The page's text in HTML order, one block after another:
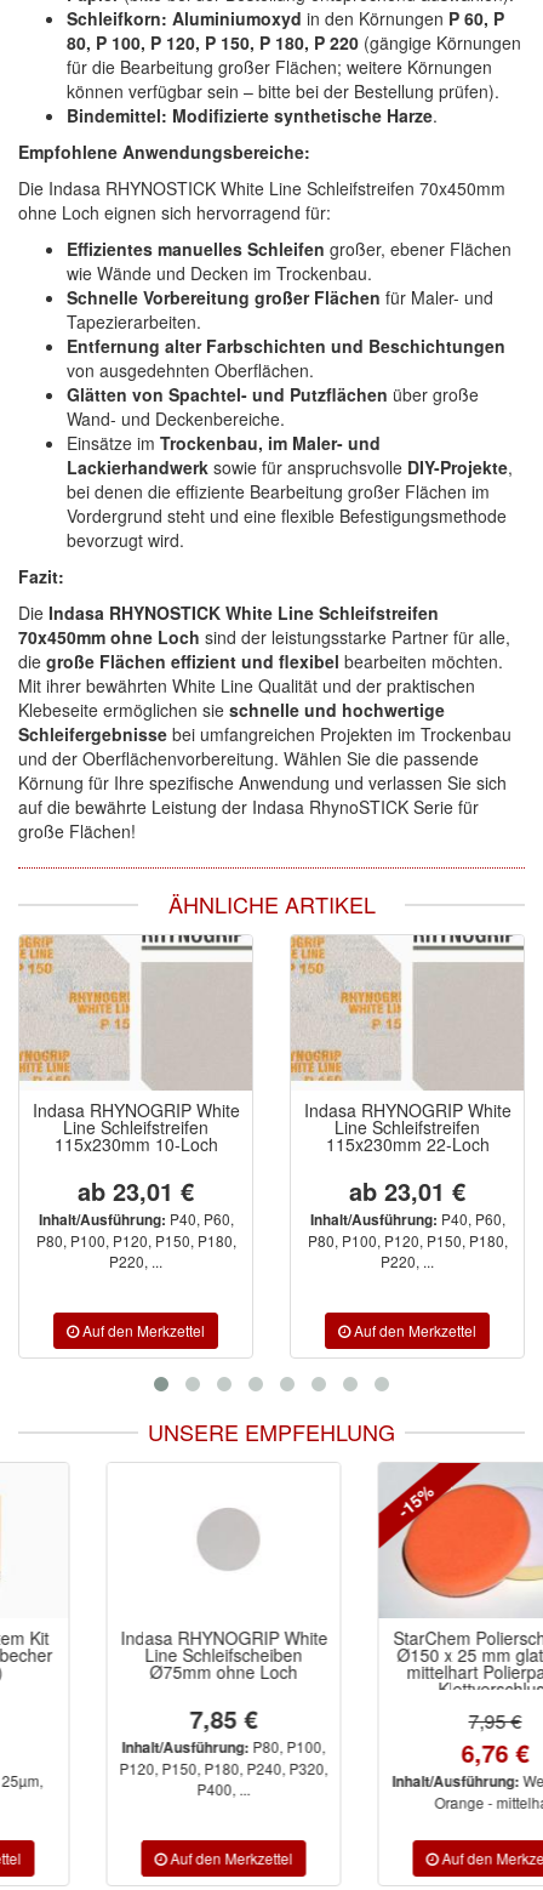
Schleifkorn: Aluminiumoxyd in den Körnungen P 60, P
80, P 100, P 120, P 150, P 180, P 220 (gängige Körnungen
für die Bearbeitung großer Flächen; weitere Körnungen
können verfügbar sein – bitte bei der Bestellung prüfen).
Bindemittel: Modifizierte synthetische Harze.
Empfohlene Anwendungsbereiche:
Die Indasa RHYNOSTICK White Line Schleifstreifen 70x450mm
ohne Loch eignen sich hervorragend für:
Effizientes manuelles Schleifen großer, ebener Flächen
wie Wände und Decken im Trockenbau.
Schnelle Vorbereitung großer Flächen für Maler- und
Tapezierarbeiten.
Entfernung alter Farbschichten und Beschichtungen
von ausgedehnten Oberflächen.
Glätten von Spachtel- und Putzflächen über große
Wand- und Deckenbereiche.
Einsätze im Trockenbau, im Maler- und
Lackierhandwerk sowie für anspruchsvolle DIY-Projekte,
bei denen die effiziente Bearbeitung großer Flächen im
Vordergrund steht und eine flexible Befestigungsmethode
bevorzugt wird.
Fazit:
Die Indasa RHYNOSTICK White Line Schleifstreifen
70x450mm ohne Loch sind der leistungsstarke Partner für alle,
die große Flächen effizient und flexibel bearbeiten möchten.
Mit ihrer bewährten White Line Qualität und der praktischen
Klebeseite ermöglichen sie schnelle und hochwertige
Schleifergebnisse bei umfangreichen Projekten im Trockenbau
und der Oberflächenvorbereitung. Wählen Sie die passende
Körnung für Ihre spezifische Anwendung und verlassen Sie sich
auf die bewährte Leistung der Indasa RhynoSTICK Serie für
große Flächen!
ÄHNLICHE ARTIKEL
Indasa RHYNOGRIP White
Line Schleifstreifen
115x230mm 10-Loch
ab 23,01 €
Inhalt/Ausführung: P40, P60,
P80, P100, P120, P150, P180,
P220, ...
Indasa RHYNOGRIP White
Line Schleifstreifen
115x230mm 22-Loch
ab 23,01 €
Inhalt/Ausführung: P40, P60,
P80, P100, P120, P150, P180,
P220, ...
UNSERE EMPFEHLUNG
Indasa RHYNOGRIP White
Line Schleifscheiben
Ø75mm ohne Loch
Inhalt/Ausführung:P80, P100,
P120, P150, P180, P240, P320,
StarChem Polierschwamm
Ø150 x 25 mm glatt hart /
mittelhart Polierpad mit
Klettverschluss
Inhalt/Ausführung:Weiß - hart,
Orange - mittelhart